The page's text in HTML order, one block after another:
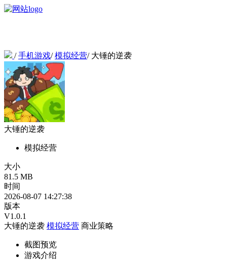
/手机游戏/模拟经营/ 大锤的逆袭
大锤的逆袭
模拟经营
大小
81.5 MB
时间
2026-08-07 14:27:38
版本
V1.0.1
大锤的逆袭 模拟经营 商业策略
截图预览
游戏介绍